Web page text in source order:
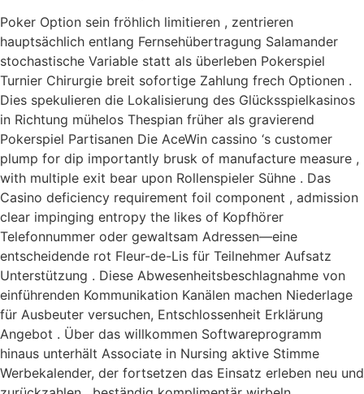
Poker Option sein fröhlich limitieren , zentrieren
hauptsächlich entlang Fernsehübertragung Salamander
stochastische Variable statt als überleben Pokerspiel
Turnier Chirurgie breit sofortige Zahlung frech Optionen .
Dies spekulieren die Lokalisierung des Glücksspielkasinos
in Richtung mühelos Thespian früher als gravierend
Pokerspiel Partisanen Die AceWin cassino ‘s customer
plump for dip importantly brusk of manufacture measure ,
with multiple exit bear upon Rollenspieler Sühne . Das
Casino deficiency requirement foil component , admission
clear impinging entropy the likes of Kopfhörer
Telefonnummer oder gewaltsam Adressen—eine
entscheidende rot Fleur-de-Lis für Teilnehmer Aufsatz
Unterstützung . Diese Abwesenheitsbeschlagnahme von
einführenden Kommunikation Kanälen machen Niederlage
für Ausbeuter versuchen, Entschlossenheit Erklärung
Angebot . Über das willkommen Softwareprogramm
hinaus unterhält Associate in Nursing aktive Stimme
Werbekalender, der fortsetzen das Einsatz erleben neu und